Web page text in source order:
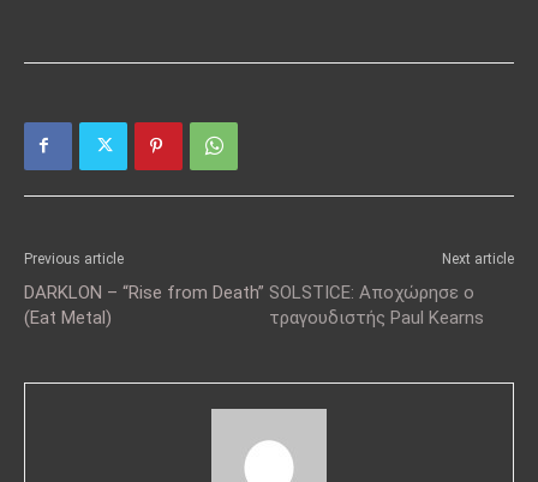
Previous article
DARKLON – “Rise from Death”
(Eat Metal)
Next article
SOLSTICE: Αποχώρησε ο
τραγουδιστής Paul Kearns